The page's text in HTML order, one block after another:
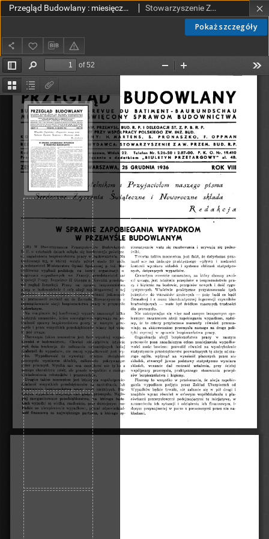
Pokaż szczegóły
Przegląd Budowlany : miesięcznik poświęcony sprawom budownictwa : organ Stowarzyszenia Zawodowego Przemysłowców Budowlanych R. P z. 12 (1936) Stowarzyszenie Zawodowe Przemysłowców Budowlanych Rzeczypospolitej Polskiej.